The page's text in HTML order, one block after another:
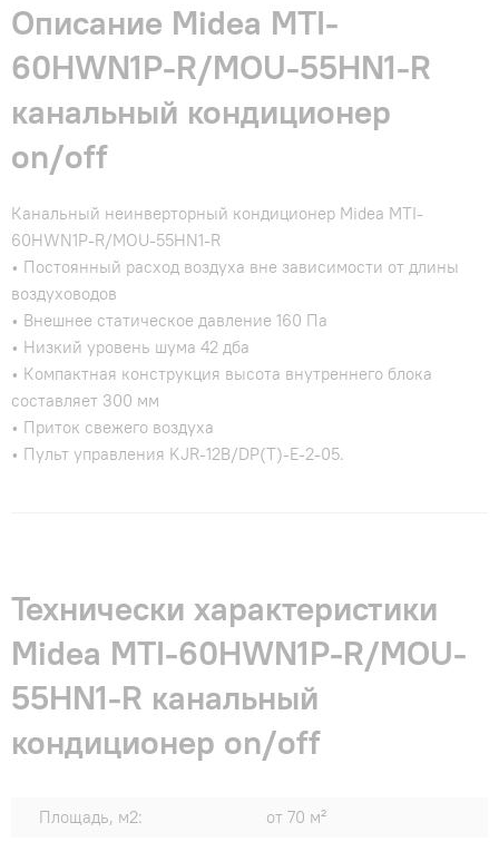
Описание Midea MTI-
60HWN1P-R/MOU-55HN1-R
канальный кондиционер
on/off
Канальный неинверторный кондиционер Midea MTI-
60HWN1P-R/MOU-55HN1-R
• Постоянный расход воздуха вне зависимости от длины
воздуховодов
• Внешнее статическое давление 160 Па
• Низкий уровень шума 42 дба
• Компактная конструкция высота внутреннего блока
составляет 300 мм
• Приток свежего воздуха
• Пульт управления KJR-12B/DP(T)-E-2-05.
Технически характеристики
Midea MTI-60HWN1P-R/MOU-
55HN1-R канальный
кондиционер on/off
Площадь, м2: от 70 м²